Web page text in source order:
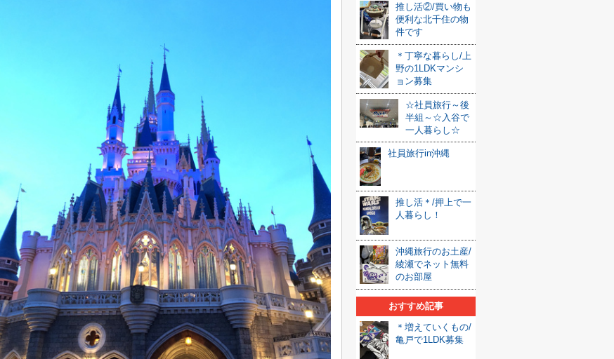
推し活②/買い物も
便利な北千住の物
件です
＊丁寧な暮らし/上
野の1LDKマンシ
ョン募集
☆社員旅行～後
半組～☆入谷で
一人暮らし☆
社員旅行in沖縄
推し活＊/押上で一
人暮らし！
沖縄旅行のお土産/
綾瀬でネット無料
のお部屋
おすすめ記事
＊増えていくもの/
亀戸で1LDK募集